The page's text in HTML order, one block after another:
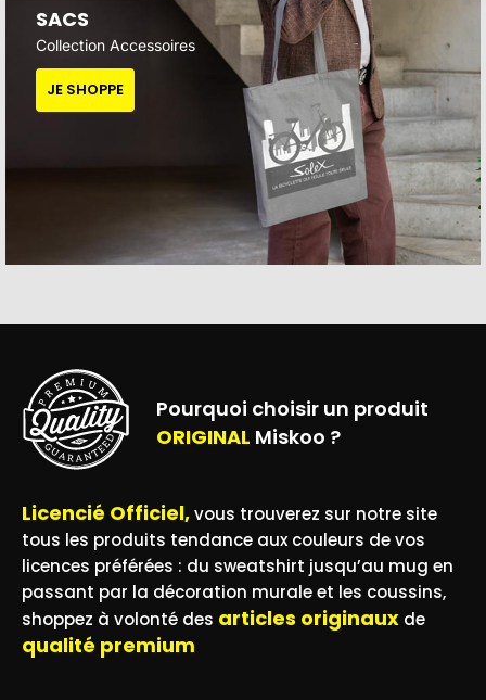
SACS
Collection Accessoires
JE SHOPPE
Pourquoi choisir un produit
ORIGINAL Miskoo ?
Licencié Officiel,vous trouverez sur notre site
tous les produits tendance aux couleurs de vos
licences préférées : du sweatshirt jusqu’au mug en
passant par la décoration murale et les coussins,
shoppez à volonté des articles originaux de
qualité premium